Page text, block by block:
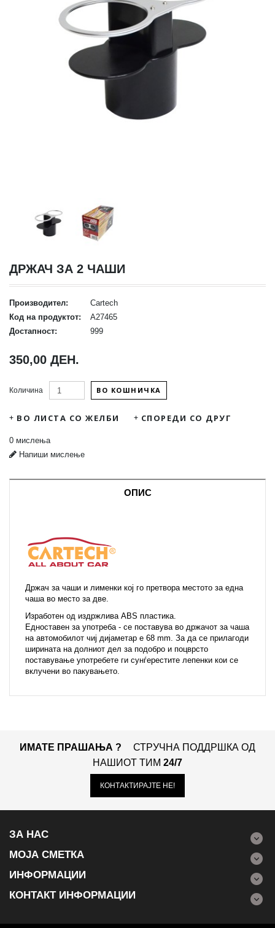
ДРЖАЧ ЗА 2 ЧАШИ
Производител:
Cartech
Код на продуктот:
A27465
Достапност:
999
350,00 ДЕН.
Количина ВО КОШНИЧКА
ВО ЛИСТА СО ЖЕЛБИ СПОРЕДИ СО ДРУГ
0 мислења
Напиши мислење
ОПИС
Држач за чаши и лименки кој го претвора местото за една
чаша во место за две.
Изработен од издржлива ABS пластика.
Едноставен за употреба - се поставува во држачот за чаша
на автомобилот чиј дијаметар е 68 mm. За да се прилагоди
ширината на долниот дел за подобро и поцврсто
поставување употребете ги сунѓерестите лепенки кои се
вклучени во пакувањето.
ИМАТЕ ПРАШАЊА ?
СТРУЧНА ПОДДРШКА ОД
НАШИОТ ТИМ 24/7
КОНТАКТИРАЈТЕ НЕ!
ЗА НАС
МОЈА СМЕТКА
ИНФОРМАЦИИ
КОНТАКТ ИНФОРМАЦИИ